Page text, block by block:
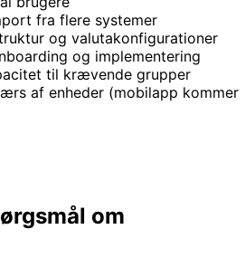
fra flere systemer
og valutakonfigurationer
og implementering
til krævende grupper
af enheder (mobilapp kommer
om